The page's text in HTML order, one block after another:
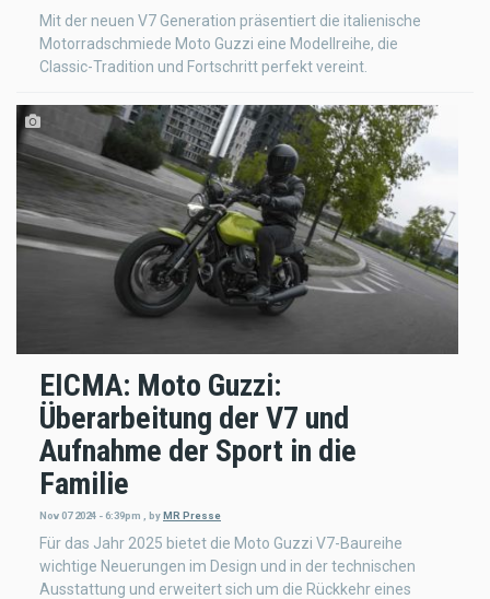
Mit der neuen V7 Generation präsentiert die italienische
Motorradschmiede Moto Guzzi eine Modellreihe, die
Classic-Tradition und Fortschritt perfekt vereint.
EICMA: Moto Guzzi:
Überarbeitung der V7 und
Aufnahme der Sport in die
Familie
Nov 07 2024 - 6:39pm byMR Presse
Für das Jahr 2025 bietet die Moto Guzzi V7-Baureihe
wichtige Neuerungen im Design und in der technischen
Ausstattung und erweitert sich um die Rückkehr eines